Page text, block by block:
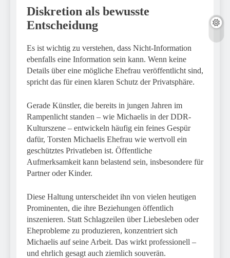
Diskretion als bewusste
Entscheidung
Es ist wichtig zu verstehen, dass Nicht-Information
ebenfalls eine Information sein kann. Wenn keine
Details über eine mögliche Ehefrau veröffentlicht sind,
spricht das für einen klaren Schutz der Privatsphäre.
Gerade Künstler, die bereits in jungen Jahren im
Rampenlicht standen – wie Michaelis in der DDR-
Kulturszene – entwickeln häufig ein feines Gespür
dafür, Torsten Michaelis Ehefrau wie wertvoll ein
geschütztes Privatleben ist. Öffentliche
Aufmerksamkeit kann belastend sein, insbesondere für
Partner oder Kinder.
Diese Haltung unterscheidet ihn von vielen heutigen
Prominenten, die ihre Beziehungen öffentlich
inszenieren. Statt Schlagzeilen über Liebesleben oder
Eheprobleme zu produzieren, konzentriert sich
Michaelis auf seine Arbeit. Das wirkt professionell –
und ehrlich gesagt auch ziemlich souverän.